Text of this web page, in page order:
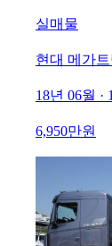
실매물
현대 메가
18년 06월 ·
6,950만원